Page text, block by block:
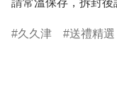
請常溫保存，拆封後
久久津 送禮精選